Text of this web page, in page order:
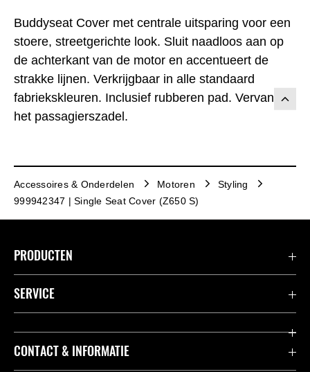
Buddyseat Cover met centrale uitsparing voor een
stoere, streetgerichte look. Sluit naadloos aan op
de achterkant van de motor en accentueert de
strakke lijnen. Verkrijgbaar in alle standaard
fabriekskleuren. Inclusief rubberen pad. Vervangt
het passagierszadel.
Accessoires & Onderdelen Motoren
Styling
999942347 | Single Seat Cover (Z650 S)
PRODUCTEN
Accessoires & Onderdelen
Motoren
SERVICE
K-Care Fabrieksgarantie
CONTACT & INFORMATIE